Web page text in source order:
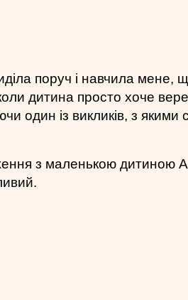
поруч і навчила мене,
дитина просто хоче
один із викликів, з якими
з маленькою дитиною